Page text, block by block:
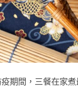
期間，三餐在家